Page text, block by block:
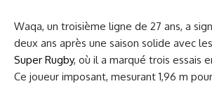
Waqa, un troisième ligne de 27 ans, a
deux ans après une saison solide avec
Super Rugby, où il a marqué trois essais
Ce joueur imposant, mesurant 1,96 m